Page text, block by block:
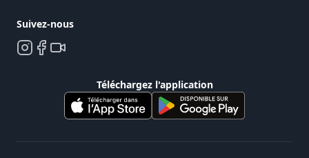
Suivez-nous
Téléchargez l'application